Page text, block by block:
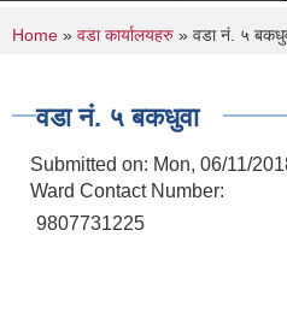
You are here
Home » वडा कार्यालयहरु » वडा नं. ५
वडा नं. ५ बकधुवा
Submitted on: Mon, 06/11/
Ward Contact Number:
9807731225